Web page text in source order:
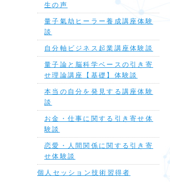
生の声
量子氣劫ヒーラー養成講座体験
談
自分軸ビジネス起業講座体験談
量子論と脳科学ベースの引き寄
せ理論講座【基礎】体験談
本当の自分を発見する講座体験
談
お金・仕事に関する引き寄せ体
験談
恋愛・人間関係に関する引き寄
せ体験談
個人セッション技術習得者